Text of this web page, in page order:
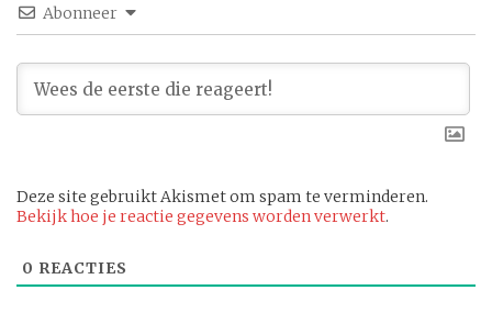
Abonneer
Deze site gebruikt Akismet om spam te verminderen.
Bekijk hoe je reactie gegevens worden verwerkt.
0 REACTIES